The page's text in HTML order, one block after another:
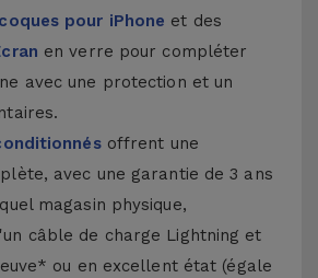
coques pour iPhone et des
en verre pour compléter
avec une protection et un
offrent une
avec une garantie de 3 ans
magasin physique,
câble de charge Lightning et
ou en excellent état (égale